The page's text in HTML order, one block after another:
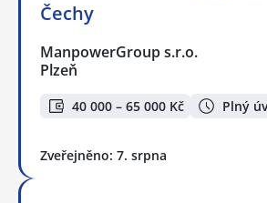
Čechy
ManpowerGroup s.r.o.
Plzeň
40 000 – 65 000 Kč Plný
Zveřejněno: 7. srpna